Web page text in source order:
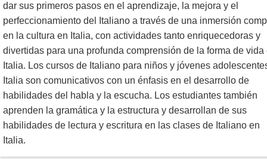
dar sus primeros pasos en el aprendizaje, la mejora y el
perfeccionamiento del Italiano a través de una inmersión
en la cultura en Italia, con actividades tanto enriquecedoras y
divertidas para una profunda comprensión de la forma de vida
Italia. Los cursos de Italiano para niños y jóvenes
Italia son comunicativos con un énfasis en el desarrollo de
habilidades del habla y la escucha. Los estudiantes también
aprenden la gramática y la estructura y desarrollan de sus
habilidades de lectura y escritura en las clases de Italiano en
Italia.